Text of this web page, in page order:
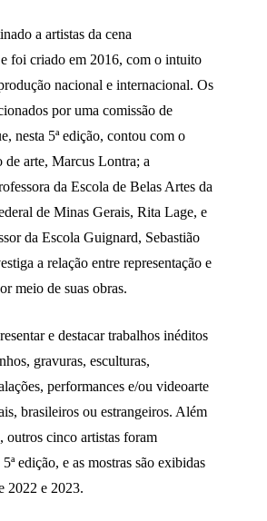
a artistas da cena
foi criado em 2016, com o intuito
nacional e internacional. Os
por uma comissão de
nesta 5ª edição, contou com o
de arte, Marcus Lontra; a
da Escola de Belas Artes da
de Minas Gerais, Rita Lage, e
da Escola Guignard, Sebastião
a relação entre representação e
meio de suas obras.
e destacar trabalhos inéditos
gravuras, esculturas,
performances e/ou videoarte
brasileiros ou estrangeiros. Além
outros cinco artistas foram
edição, e as mostras são exibidas
2022 e 2023.